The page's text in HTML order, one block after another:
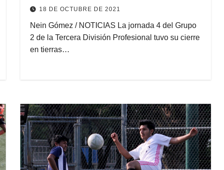
18 DE OCTUBRE DE 2021
Nein Gómez / NOTICIAS La jornada 4 del Grupo
2 de la Tercera División Profesional tuvo su cierre
en tierras…